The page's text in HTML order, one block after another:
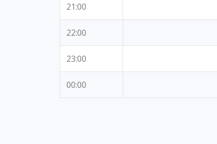
21:00
22:00
23:00
00:00